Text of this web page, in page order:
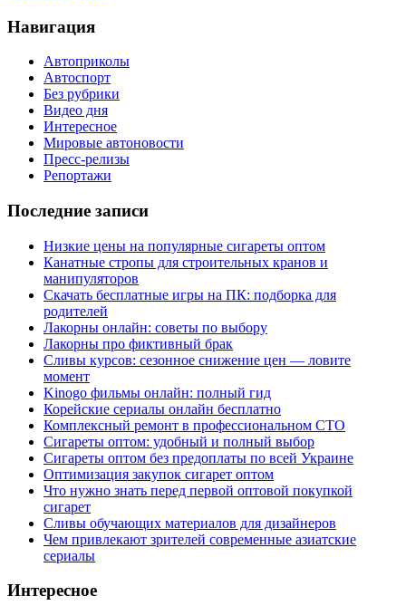
Навигация
Автоприколы
Автоспорт
Без рубрики
Видео дня
Интересное
Мировые автоновости
Пресс-релизы
Репортажи
Последние записи
Низкие цены на популярные сигареты оптом
Канатные стропы для строительных кранов и
манипуляторов
Скачать бесплатные игры на ПК: подборка для
родителей
Лакорны онлайн: советы по выбору
Лакорны про фиктивный брак
Сливы курсов: сезонное снижение цен — ловите
момент
Kinogo фильмы онлайн: полный гид
Корейские сериалы онлайн бесплатно
Комплексный ремонт в профессиональном СТО
Сигареты оптом: удобный и полный выбор
Сигареты оптом без предоплаты по всей Украине
Оптимизация закупок сигарет оптом
Что нужно знать перед первой оптовой покупкой
сигарет
Сливы обучающих материалов для дизайнеров
Чем привлекают зрителей современные азиатские
сериалы
Интересное